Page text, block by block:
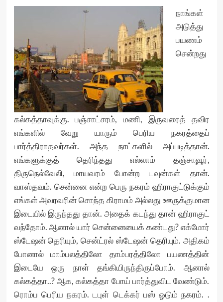
நாங்கள்
அடுத்து
பயணம்
சென்றது
கல்கத்தாவுக்கு. பஞ்சாட்சரம், மணி, இருவரைத் தவிர
எங்களில் வேறு யாரும் பெரிய நகரத்தைப்
பார்த்திராதவர்கள். அந்த நாட்களில் அப்படித்தான்.
எங்களுக்குத் தெரிந்தது எல்லாம் தஞ்சாவூர்,
திருநெல்வேலி, மாயவரம் போன்ற டவுன்கள் தான்.
வாஸ்தவம். சென்னை என்ற பெரு நகரம் ஹிராகுட்டுக்கும்
எங்கள் அவரவரின் சொந்த கிராமம் அல்லது ஊருக்குமான
இடையில் இருந்தது தான். அதைக் கடந்து தான் ஹிராகுட்
வந்தோம். ஆனால் யார் சென்னையைக் கண்டது? எக்மோர்
ஸ்டேஷன் தெரியும், சென்ட்ரல் ஸ்டேஷன் தெரியும். அதிகம்
போனால் மாம்பலத்திலோ தாம்பரத்திலோ பயணத்தின்
இடையே ஒரு நாள் தங்கியிருந்திருப்போம். ஆனால்
கல்கத்தா..? ஆக, கல்கத்தா போய் பார்த்துவிட வேண்டும்.
ரொம்ப பெரிய நகரம். டபுள் டெக்கர் பஸ் ஓடும் நகரம். .